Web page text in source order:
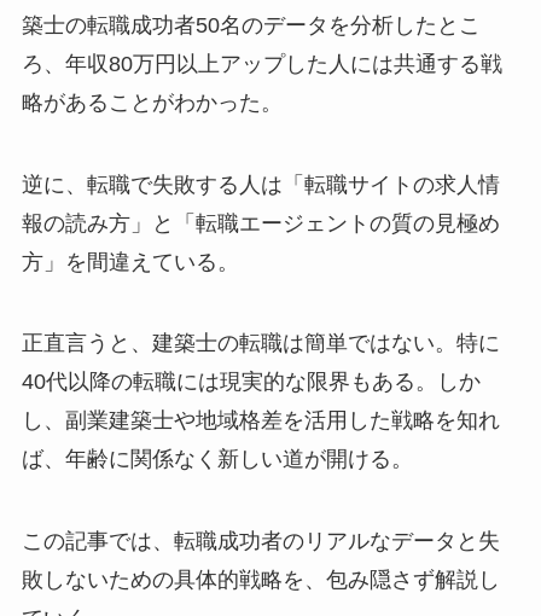
築士の転職成功者50名のデータを分析したとこ
ろ、年収80万円以上アップした人には共通する戦
略があることがわかった。
逆に、転職で失敗する人は「転職サイトの求人情
報の読み方」と「転職エージェントの質の見極め
方」を間違えている。
正直言うと、建築士の転職は簡単ではない。特に
40代以降の転職には現実的な限界もある。しか
し、副業建築士や地域格差を活用した戦略を知れ
ば、年齢に関係なく新しい道が開ける。
この記事では、転職成功者のリアルなデータと失
敗しないための具体的戦略を、包み隠さず解説し